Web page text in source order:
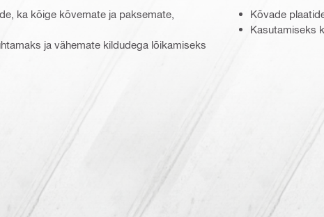
ka kõige kõvemate ja paksemate,
ja vähemate kildudega lõikamiseks
Kõvade
Kasutamiseks